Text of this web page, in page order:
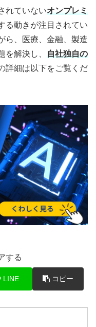
れていないオンプレミ
る動きが注目されてい
ら、医療、金融、製造
を解決し、
自社独自の
詳細は以下をご覧くだ
する
LINE コピー